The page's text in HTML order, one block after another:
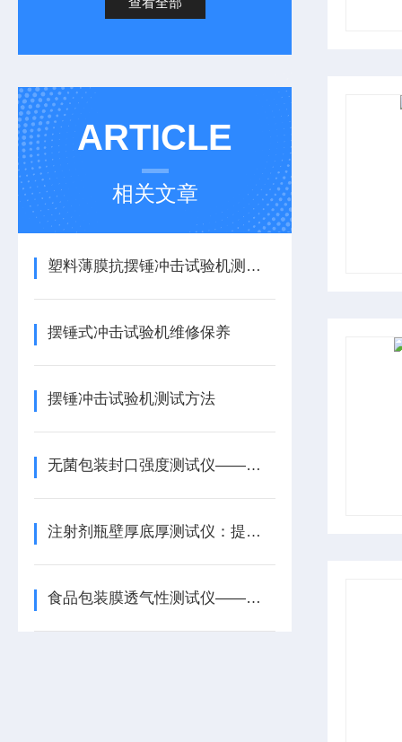
ARTICLE
相关文章
塑料薄膜抗摆锤冲击试验机测试方法
摆锤式冲击试验机维修保养
摆锤冲击试验机测试方法
无菌包装封口强度测试仪——仪器简介
注射剂瓶壁厚底厚测试仪：提高药品的安全性和有效性
食品包装膜透气性测试仪——综述